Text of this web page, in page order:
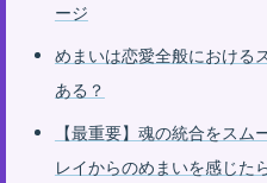
ージ
めまいは恋愛全般における
ある？
【最重要】魂の統合をス
レイからのめまいを感じた